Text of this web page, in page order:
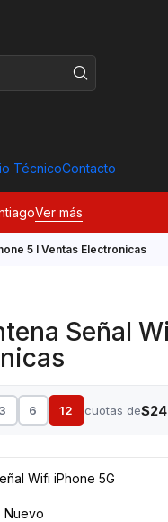
TécnicoContacto
Ver más
5 I Ventas Electronicas
Señal
3 6 12 cuotas de
Wifi iPhone 5G
Nuevo